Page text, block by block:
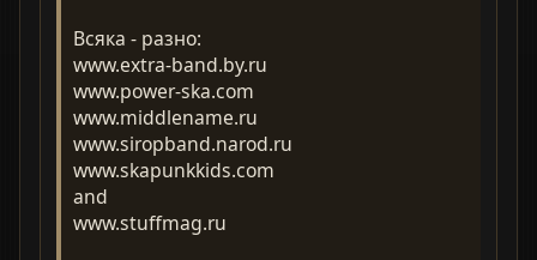
Всяка - разно:
www.extra-band.by.ru
www.power-ska.com
www.middlename.ru
www.siropband.narod.ru
www.skapunkkids.com
and
www.stuffmag.ru